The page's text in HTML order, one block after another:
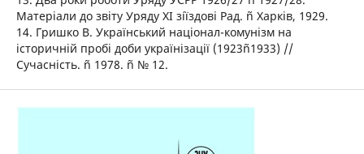
Матеріали до звіту Уряду ХІ зíїздові Рад. ñ Харків, 1929.
14. Гришко В. Український націонал-комунізм на
історичній пробі доби українізації (1923ñ1933) //
Сучасність. ñ 1978. ñ № 12.